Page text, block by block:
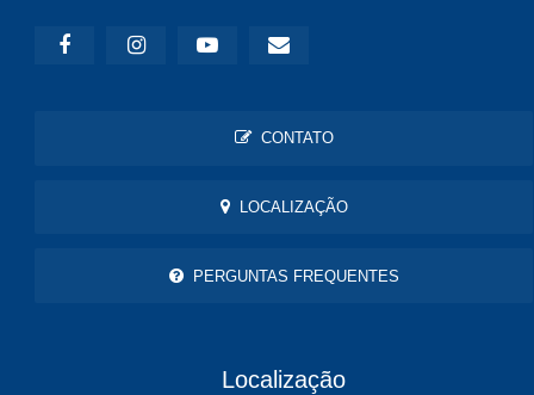
CONTATO
LOCALIZAÇÃO
PERGUNTAS FREQUENTES
Localização